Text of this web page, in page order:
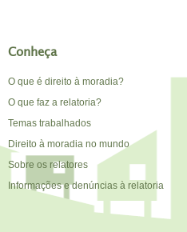
Conheça
O que é direito à moradia?
O que faz a relatoria?
Temas trabalhados
Direito à moradia no mundo
Sobre os relatores
Informações e denúncias à relatoria